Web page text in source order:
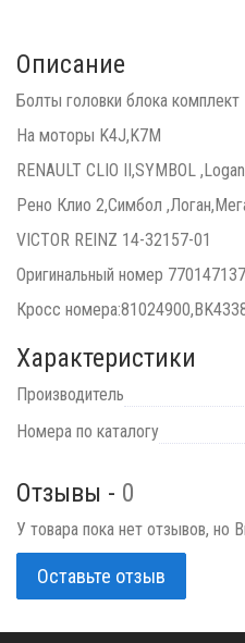
Описание
Болты головки блока комплект
На моторы K4J,K7M
RENAULT CLIO II,SYMBOL
Рено Клио 2,Симбол
VICTOR REINZ 14-32157-01
Оригинальный номер
Кросс
Характеристики
Производитель
Номера по каталогу
Отзывы - 0
У товара пока нет отзывов,
Оставьте отзыв